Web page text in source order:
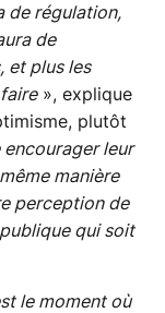
de régulation,
de
et plus les
», explique
plutôt
encourager leur
manière
perception de
qui soit
le moment où